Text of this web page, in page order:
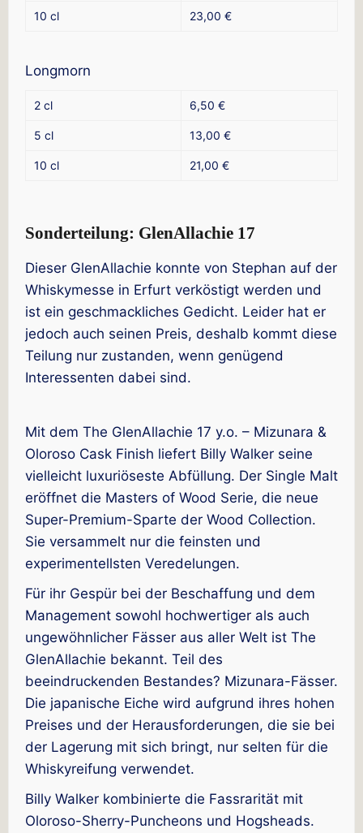
10 cl 23,00 €
Longmorn
2 cl 6,50 €
5 cl 13,00 €
10 cl 21,00 €
Sonderteilung: GlenAllachie 17
Dieser GlenAllachie konnte von Stephan auf der
Whiskymesse in Erfurt verköstigt werden und
ist ein geschmackliches Gedicht. Leider hat er
jedoch auch seinen Preis, deshalb kommt diese
Teilung nur zustanden, wenn genügend
Interessenten dabei sind.
Mit dem The GlenAllachie 17 y.o. – Mizunara &
Oloroso Cask Finish liefert Billy Walker seine
vielleicht luxuriöseste Abfüllung. Der Single Malt
eröffnet die Masters of Wood Serie, die neue
Super-Premium-Sparte der Wood Collection.
Sie versammelt nur die feinsten und
experimentellsten Veredelungen.
Für ihr Gespür bei der Beschaffung und dem
Management sowohl hochwertiger als auch
ungewöhnlicher Fässer aus aller Welt ist The
GlenAllachie bekannt. Teil des
beeindruckenden Bestandes? Mizunara-Fässer.
Die japanische Eiche wird aufgrund ihres hohen
Preises und der Herausforderungen, die sie bei
der Lagerung mit sich bringt, nur selten für die
Whiskyreifung verwendet.
Billy Walker kombinierte die Fassrarität mit
Oloroso-Sherry-Puncheons und Hogsheads.